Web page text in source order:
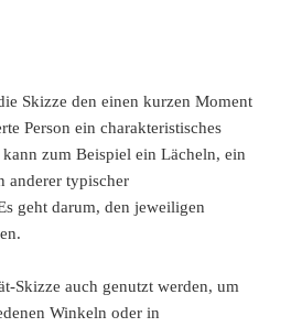
Skizze den einen kurzen Moment
Person ein charakteristisches
zum Beispiel ein Lächeln, ein
anderer typischer
geht darum, den jeweiligen
Skizze auch genutzt werden, um
Winkeln oder in